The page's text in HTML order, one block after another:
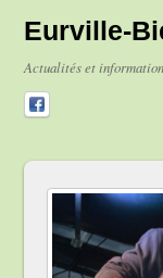
Eurville-
Actualités et